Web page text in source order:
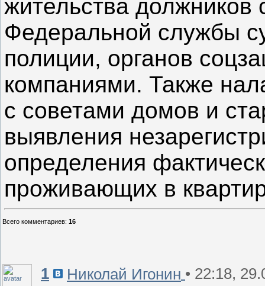
жительства должников
Федеральной службы
полиции, органов
компаниями. Также
с советами домов и
выявления
определения
проживающих в
Всего комментариев: 16
1 Николай Игонин • 22:18,